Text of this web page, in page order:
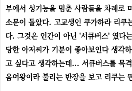
부에서 성기능을 멈춘 사람들을 차례로
소문이 돌았다. 고교생인 쿠가하라 리쿠
다. 그것은 인간이 아닌 '서큐버스' 였다
당한 아저씨가 기분이 좋아보인다 생각
고 싶다고 생각하는데... 서큐버스를 목
음여왕이라 불리는 반장을 보고 리쿠는